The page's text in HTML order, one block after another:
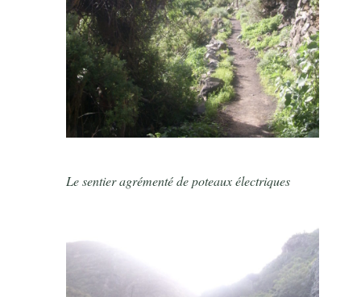
Le sentier agrémenté de poteaux électriques